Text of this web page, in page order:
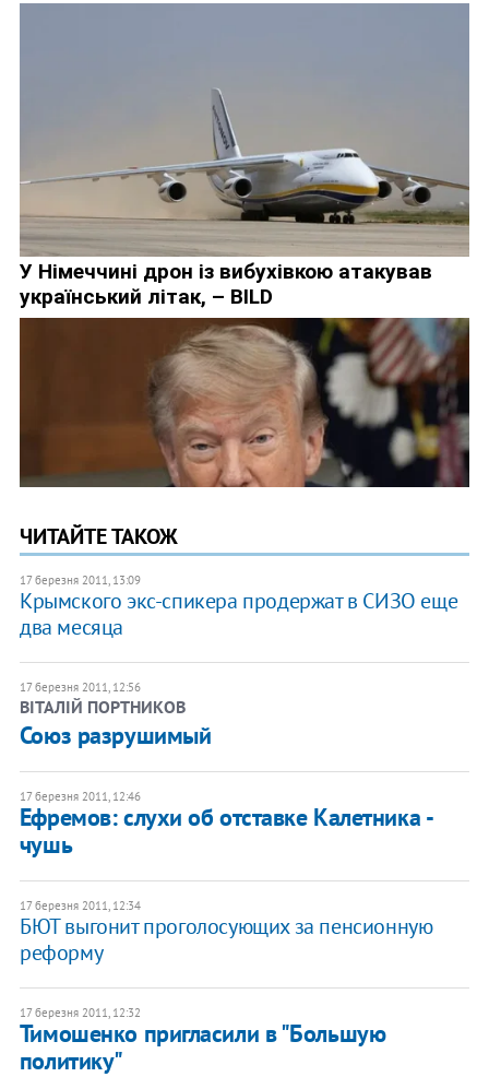
ЧИТАЙТЕ ТАКОЖ
17 березня 2011, 13:09
Крымского экс-спикера продержат в СИЗО еще
два месяца
17 березня 2011, 12:56
ВІТАЛІЙ ПОРТНИКОВ
Союз разрушимый
17 березня 2011, 12:46
Ефремов: слухи об отставке Калетника -
чушь
17 березня 2011, 12:34
БЮТ выгонит проголосующих за пенсионную
реформу
17 березня 2011, 12:32
Тимошенко пригласили в "Большую
политику"